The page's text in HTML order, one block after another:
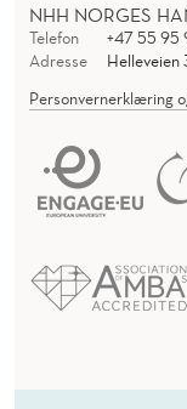
NHH NORGES
Telefon
+47 55
Adresse
Personvernerklæring